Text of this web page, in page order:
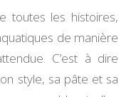
toutes les histoires,
de manière
C’est à dire
style, sa pâte et sa